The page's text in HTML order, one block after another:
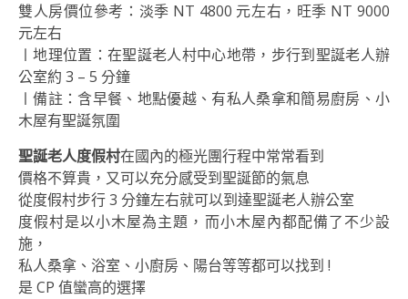
雙人房價位參考：淡季 NT 4800 元左右，旺季 NT 9000
元左右
〡地理位置：在聖誕老人村中心地帶，步行到聖誕老人辦
公室約 3 – 5 分鐘
〡備註：含早餐、地點優越、有私人桑拿和簡易廚房、小
木屋有聖誕氛圍
聖誕老人度假村在國內的極光團行程中常常看到
價格不算貴，又可以充分感受到聖誕節的氣息
從度假村步行 3 分鐘左右就可以到達聖誕老人辦公室
度假村是以小木屋為主題，而小木屋內都配備了不少設
施，
私人桑拿、浴室、小廚房、陽台等等都可以找到 !
是 CP 值蠻高的選擇